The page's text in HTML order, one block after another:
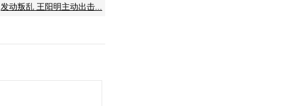
发动叛乱 王阳明主动出击...